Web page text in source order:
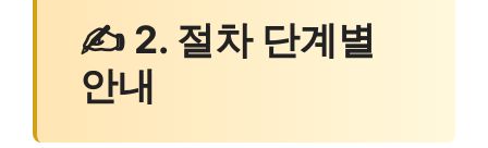
✍ 2. 절차 단계별
안내